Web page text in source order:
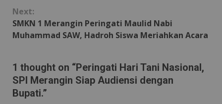
Next:
SMKN 1 Merangin Peringati Maulid Nabi
Muhammad SAW, Hadroh Siswa Meriahkan Acara
1 thought on “Peringati Hari Tani Nasional,
SPI Merangin Siap Audiensi dengan
Bupati.”